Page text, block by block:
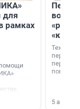
для
рамках
5